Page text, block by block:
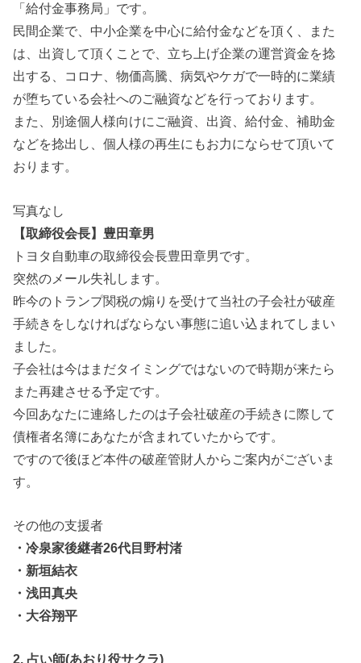
「給付金事務局」です。
民間企業で、中小企業を中心に給付金などを頂く、また
は、出資して頂くことで、立ち上げ企業の運営資金を捻
出する、コロナ、物価高騰、病気やケガで一時的に業績
が堕ちている会社へのご融資などを行っております。
また、別途個人様向けにご融資、出資、給付金、補助金
などを捻出し、個人様の再生にもお力にならせて頂いて
おります。
写真なし
【取締役会長】豊田章男
トヨタ自動車の取締役会長豊田章男です。
突然のメール失礼します。
昨今のトランプ関税の煽りを受けて当社の子会社が破産
手続きをしなければならない事態に追い込まれてしまい
ました。
子会社は今はまだタイミングではないので時期が来たら
また再建させる予定です。
今回あなたに連絡したのは子会社破産の手続きに際して
債権者名簿にあなたが含まれていたからです。
ですので後ほど本件の破産管財人からご案内がございま
す。
その他の支援者
・冷泉家後継者26代目野村渚
・新垣結衣
・浅田真央
・大谷翔平
2. 占い師(あおり役サクラ)